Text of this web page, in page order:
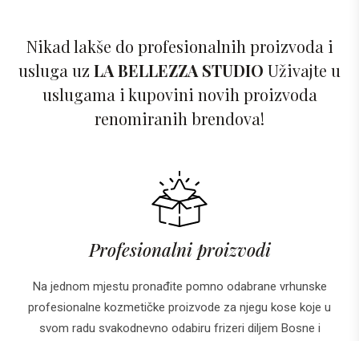
Nikad lakše do profesionalnih proizvoda i
usluga uz LA BELLEZZA STUDIO Uživajte u
uslugama i kupovini novih proizvoda
renomiranih brendova!
Profesionalni proizvodi
Na jednom mjestu pronađite pomno odabrane vrhunske
profesionalne kozmetičke proizvode za njegu kose koje u
svom radu svakodnevno odabiru frizeri diljem Bosne i